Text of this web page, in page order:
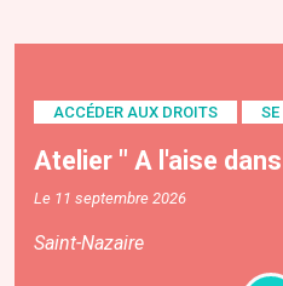
ACCÉDER AUX DROITS SE
Atelier " A l'aise
Le 11 septembre 2026
Saint-Nazaire